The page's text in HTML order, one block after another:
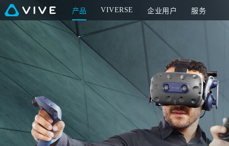
找
到
适
合
的
产品 VIVERSE 企业用户 服务